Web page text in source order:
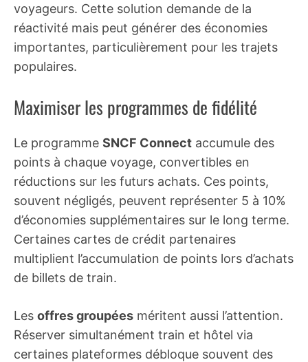
voyageurs. Cette solution demande de la
réactivité mais peut générer des économies
importantes, particulièrement pour les trajets
populaires.
Maximiser les programmes de fidélité
Le programme SNCF Connect accumule des
points à chaque voyage, convertibles en
réductions sur les futurs achats. Ces points,
souvent négligés, peuvent représenter 5 à 10%
d’économies supplémentaires sur le long terme.
Certaines cartes de crédit partenaires
multiplient l’accumulation de points lors d’achats
de billets de train.
Les offres groupées méritent aussi l’attention.
Réserver simultanément train et hôtel via
certaines plateformes débloque souvent des